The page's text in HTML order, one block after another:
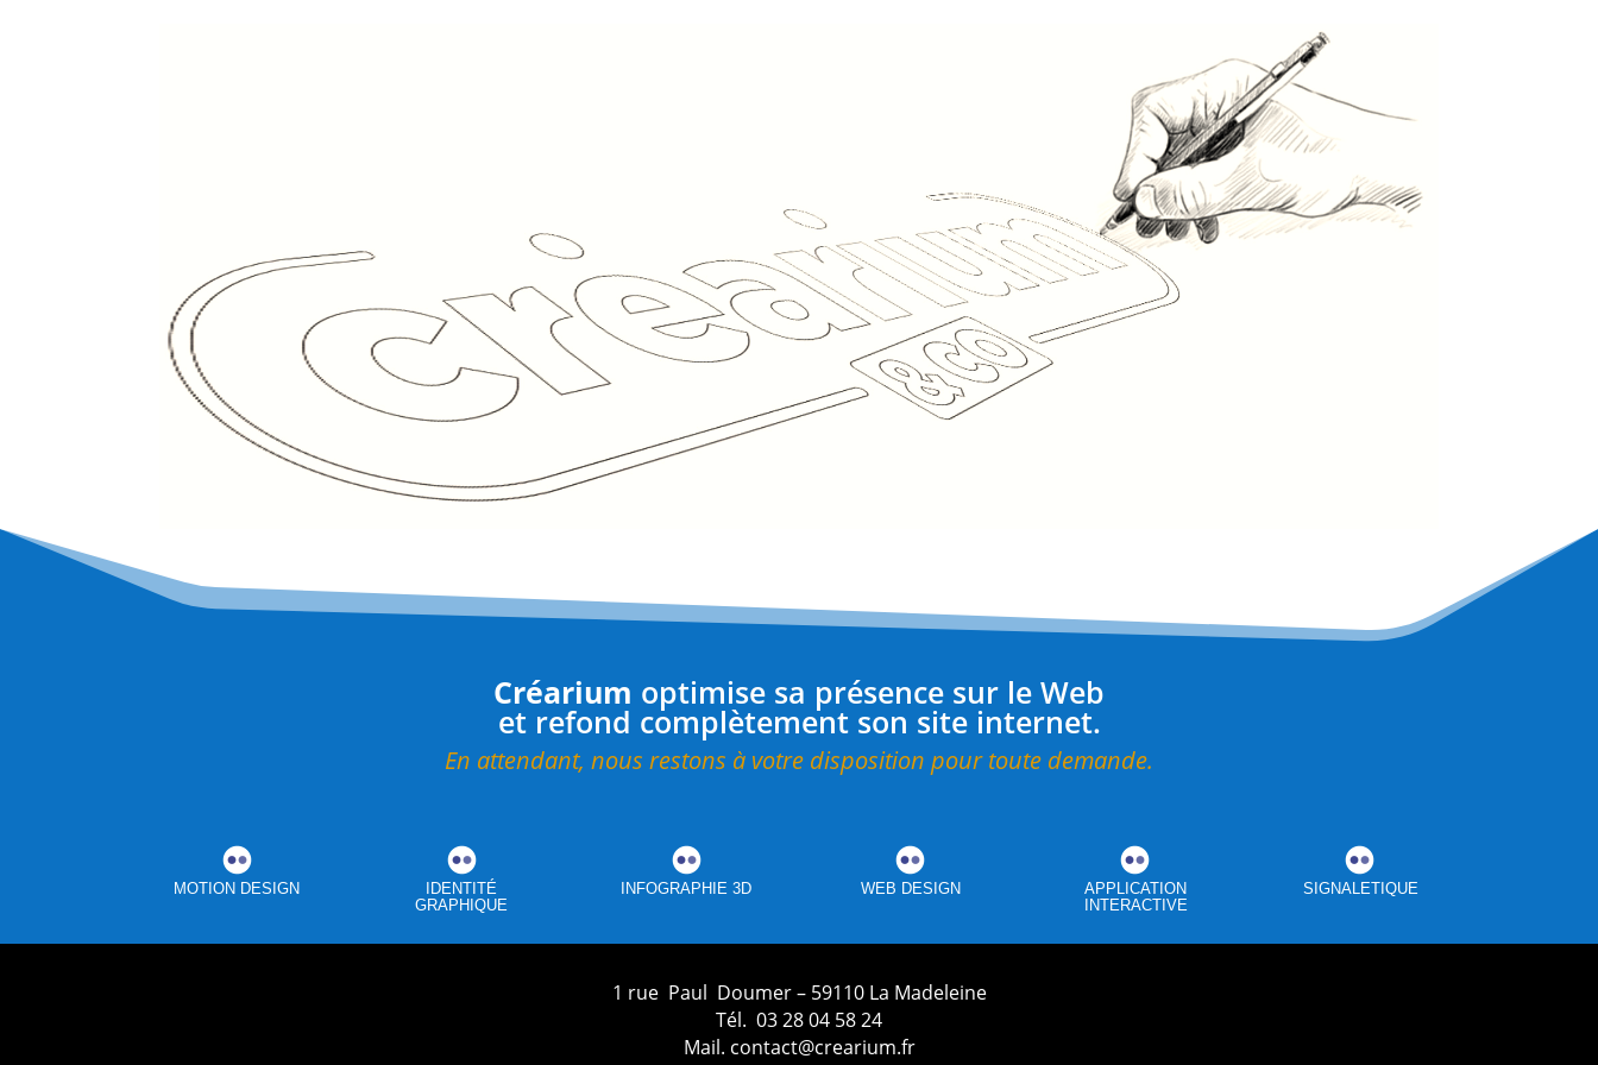
Créarium optimise sa présence sur le Web
et refond complètement son site internet.
En attendant, nous restons à votre disposition pour toute demande.
MOTION DESIGN
IDENTITÉ
GRAPHIQUE
INFOGRAPHIE 3D WEB DESIGN
APPLICATION
INTERACTIVE
SIGNALETIQUE
1 rue Paul Doumer – 59110 La Madeleine
Tél. 03 28 04 58 24
Mail. contact@crearium.fr